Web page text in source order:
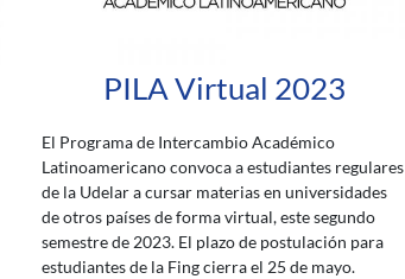
PILA Virtual 2023
El Programa de Intercambio Académico
Latinoamericano convoca a estudiantes regulares
de la Udelar a cursar materias en universidades
de otros países de forma virtual, este segundo
semestre de 2023. El plazo de postulación para
estudiantes de la Fing cierra el 25 de mayo.